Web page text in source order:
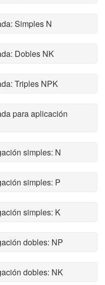
Simples N
Dobles NK
Triples NPK
para aplicación
simples: N
simples: P
simples: K
dobles: NP
dobles: NK